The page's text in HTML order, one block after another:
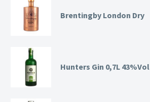
Brentingby London Dry
Hunters Gin 0,7L 43%Vol